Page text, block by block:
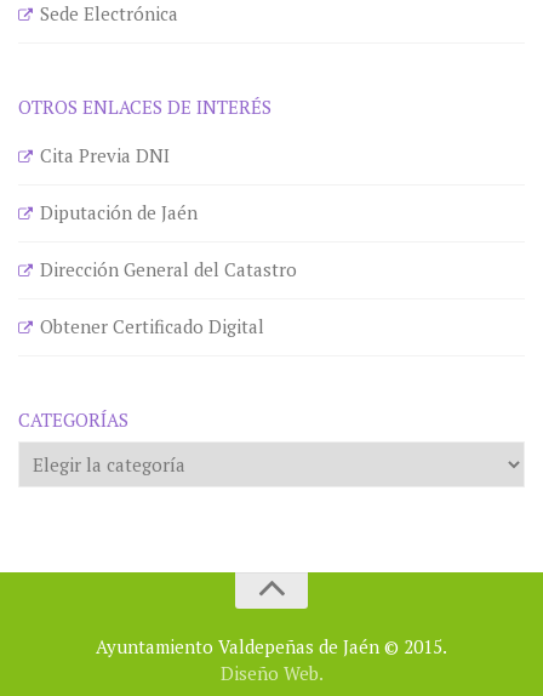
Sede Electrónica
OTROS ENLACES DE INTERÉS
Cita Previa DNI
Diputación de Jaén
Dirección General del Catastro
Obtener Certificado Digital
CATEGORÍAS
Categorías
Ayuntamiento Valdepeñas de Jaén © 2015.
Diseño Web.